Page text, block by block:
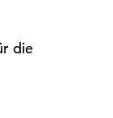
die